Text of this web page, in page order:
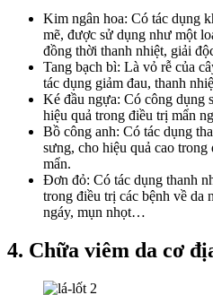
Kim ngân hoa: Có tác dụng
mẽ, được sử dụng như một
đồng thời thanh nhiệt, giải
Tang bạch bì: Là vỏ rễ của
tác dụng giảm đau, thanh
Ké đầu ngựa: Có công dụng
hiệu quả trong điều trị mẩn
Bồ công anh: Có tác dụng
sưng, cho hiệu quả cao
mẩn.
Đơn đỏ: Có tác dụng thanh
trong điều trị các bệnh về da
ngáy, mụn nhọt…
4. Chữa viêm da cơ